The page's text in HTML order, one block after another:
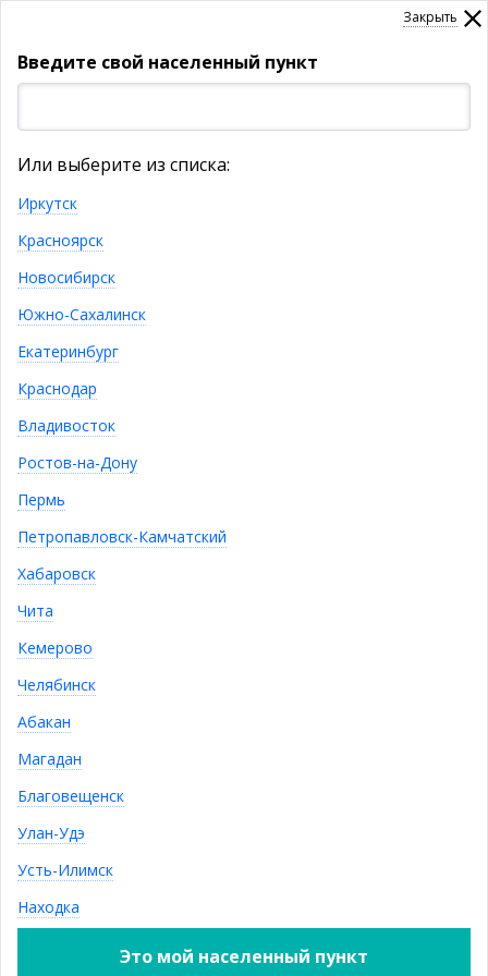
Регистрация
УКАЖИТЕ НАСЕЛЕННЫЙ ПУНКТ
Подпишитесь! Новинки, скидки,
предложения!
я даю согласие на обработку моих персональных
Контактная информация
sale@ivushka-mebel.ru
Показать полную версию
2011—2023
ОГРН: 1163850052981
Закрыть
Введите свой населенный пункт
Или выберите из списка:
Иркутск
Красноярск
Новосибирск
Южно-Сахалинск
Екатеринбург
Краснодар
Владивосток
Ростов-на-Дону
Пермь
Петропавловск-Камчатский
Хабаровск
Чита
Кемерово
Челябинск
Абакан
Магадан
Благовещенск
Улан-Удэ
Усть-Илимск
Находка
Это мой населенный пункт